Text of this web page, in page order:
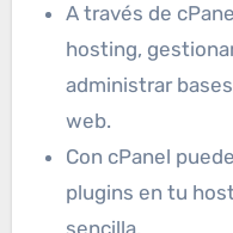
A través de
hosting,
administrar
web.
Con cPanel
plugins en tu